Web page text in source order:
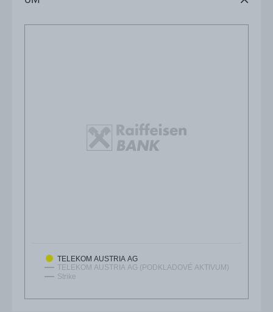
TELEKOM AUSTRIA AG
TELEKOM AUSTRIA AG (PODKLADOVÉ AKTIVUM)
Strike